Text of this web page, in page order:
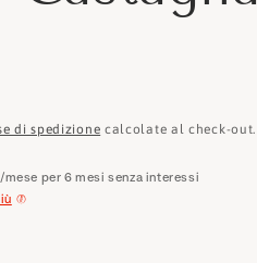
e
r
a
di spedizione calcolate al check-out.
/mese per 6 mesi senza interessi